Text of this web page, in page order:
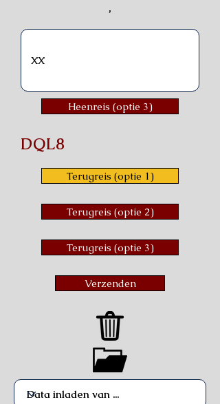
,
Heenreis (optie 3)
DQL8
Terugreis (optie 1)
Terugreis (optie 2)
Terugreis (optie 3)
Verzenden